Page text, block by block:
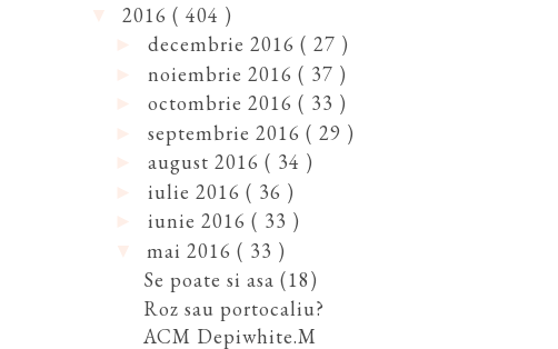
2016 ( 404 )
decembrie 2016 ( 27 )
noiembrie 2016 ( 37 )
octombrie 2016 ( 33 )
septembrie 2016 ( 29 )
august 2016 ( 34 )
iulie 2016 ( 36 )
iunie 2016 ( 33 )
mai 2016 ( 33 )
Se poate si asa (18)
Roz sau portocaliu?
ACM Depiwhite.M